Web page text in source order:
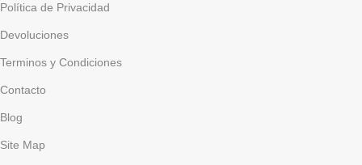
Política de Privacidad
Devoluciones
Terminos y Condiciones
Contacto
Blog
Site Map